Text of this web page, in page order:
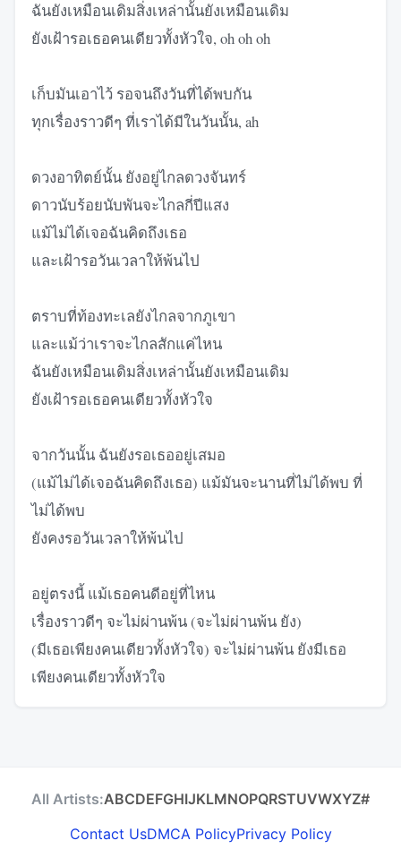
ฉันยังเหมือนเดิมสิ่งเหล่านั้นยังเหมือนเดิม
ยังเฝ้ารอเธอคนเดียวทั้งหัวใจ, oh oh oh
เก็บมันเอาไว้ รอจนถึงวันที่ได้พบกัน
ทุกเรื่องราวดีๆ ที่เราได้มีในวันนั้น, ah
ดวงอาทิตย์นั้น ยังอยู่ไกลดวงจันทร์
ดาวนับร้อยนับพันจะไกลกี่ปีแสง
แม้ไม่ได้เจอฉันคิดถึงเธอ
และเฝ้ารอวันเวลาให้พ้นไป
ตราบที่ท้องทะเลยังไกลจากภูเขา
และแม้ว่าเราจะไกลสักแค่ไหน
ฉันยังเหมือนเดิมสิ่งเหล่านั้นยังเหมือนเดิม
ยังเฝ้ารอเธอคนเดียวทั้งหัวใจ
จากวันนั้น ฉันยังรอเธออยู่เสมอ
(แม้ไม่ได้เจอฉันคิดถึงเธอ) แม้มันจะนานที่ไม่ได้พบ ที่
ไม่ได้พบ
ยังคงรอวันเวลาให้พ้นไป
อยู่ตรงนี้ แม้เธอคนดีอยู่ที่ไหน
เรื่องราวดีๆ จะไม่ผ่านพ้น (จะไม่ผ่านพ้น ยัง)
(มีเธอเพียงคนเดียวทั้งหัวใจ) จะไม่ผ่านพ้น ยังมีเธอ
เพียงคนเดียวทั้งหัวใจ
All Artists:ABCDEFGHIJKLMNOPQRSTUVWXYZ#
Contact UsDMCA PolicyPrivacy Policy